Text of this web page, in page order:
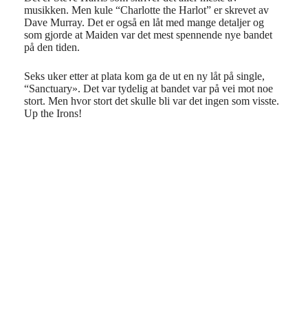
musikken. Men kule “Charlotte the Harlot” er skrevet av
Dave Murray. Det er også en låt med mange detaljer og
som gjorde at Maiden var det mest spennende nye bandet
på den tiden.
Seks uker etter at plata kom ga de ut en ny låt på single,
“Sanctuary». Det var tydelig at bandet var på vei mot noe
stort. Men hvor stort det skulle bli var det ingen som visste.
Up the Irons!